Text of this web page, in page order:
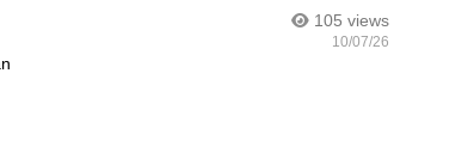
105 views
10/07/26